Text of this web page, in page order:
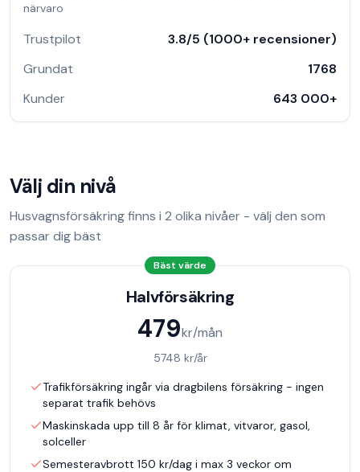
närvaro
Trustpilot 3.8/5 (1000+ recensioner)
Grundat
1768
Kunder
643 000+
Välj din nivå
Husvagnsförsäkringfinns i 2 olika nivåer - välj den som
passar dig bäst
Bäst värde
Halvförsäkring
479kr/mån
5748 kr/år
Trafikförsäkring ingår via dragbilens försäkring - ingen
separat trafik behövs
Maskinskada upp till 8 år för klimat, vitvaror, gasol,
solceller
Semesteravbrott 150 kr/dag i max 3 veckor om